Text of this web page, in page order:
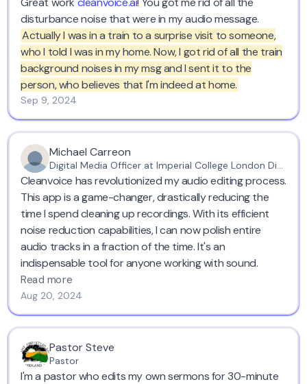
disturbance noise that were in my audio message.
Actually I was in a train to a surprise visit to someone,
who I told I was in my home. Now, I got rid of all the train
background noises in my msg and I sent it to the
person, who believes that I'm indeed at home.
Sep 9, 2024
Michael Carreon
Digital Media Officer at Imperial College London Diabetes Centre
Cleanvoice has revolutionized my audio editing process.
This app is a game-changer, drastically reducing the
time I spend cleaning up recordings. With its efficient
noise reduction capabilities, I can now polish entire
audio tracks in a fraction of the time. It's an
indispensable tool for anyone working with sound.
Read more
Aug 20, 2024
Pastor Steve
Pastor
I'm a pastor who edits my own sermons for 30-minute